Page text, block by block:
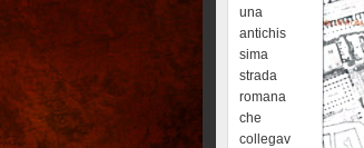
una
antichis
sima
strada
romana
che
collegav